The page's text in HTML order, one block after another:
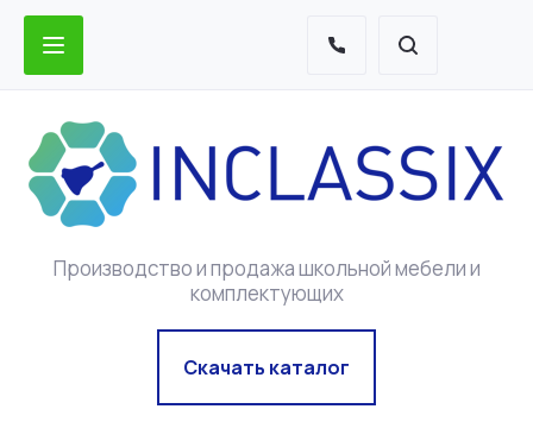
Производство и продажа школьной мебели и
комплектующих
Скачать каталог